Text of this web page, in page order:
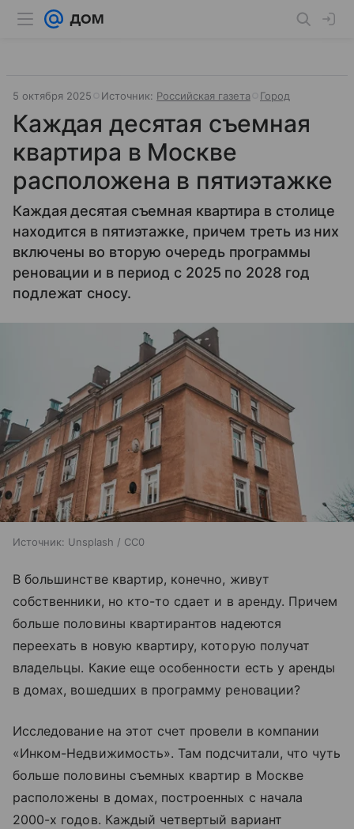
5 октября 2025 Источник: Российская газета Город
Каждая десятая съемная
квартира в Москве
расположена в пятиэтажке
Каждая десятая съемная квартира в столице
находится в пятиэтажке, причем треть из них
включены во вторую очередь программы
реновации и в период с 2025 по 2028 год
подлежат сносу.
Источник: Unsplash / CC0
В большинстве квартир, конечно, живут
собственники, но кто-то сдает и в аренду. Причем
больше половины квартирантов надеются
переехать в новую квартиру, которую получат
владельцы. Какие еще особенности есть у аренды
в домах, вошедших в программу реновации?
Исследование на этот счет провели в компании
«Инком-Недвижимость». Там подсчитали, что чуть
больше половины съемных квартир в Москве
расположены в домах, построенных с начала
2000-х годов. Каждый четвертый вариант